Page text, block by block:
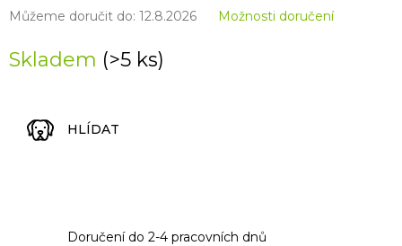
Skladem (>5 ks)
Můžeme doručit do: 12.8.2026 Možnosti doručení
HLÍDAT
Doručení do 2-4 pracovních dnů